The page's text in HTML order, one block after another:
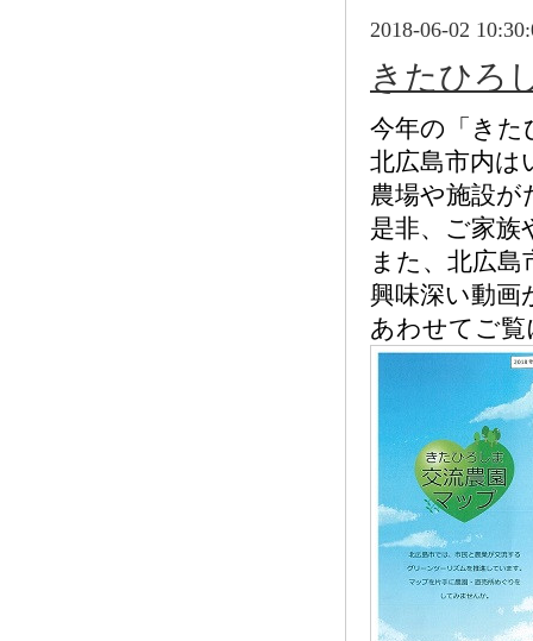
2018-06-02
きたひろ
今年の「きた
北広島市内は
農場や施設
是非、ご家
また、北広
興味深い動画
あわせてご